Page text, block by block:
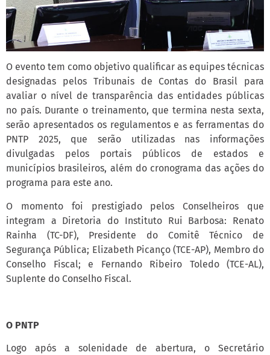
O evento tem como objetivo qualificar as equipes técnicas
designadas pelos Tribunais de Contas do Brasil para
avaliar o nível de transparência das entidades públicas
no país. Durante o treinamento, que termina nesta sexta,
serão apresentados os regulamentos e as ferramentas do
PNTP 2025, que serão utilizadas nas informações
divulgadas pelos portais públicos de estados e
municípios brasileiros, além do cronograma das ações do
programa para este ano.
O momento foi prestigiado pelos Conselheiros que
integram a Diretoria do Instituto Rui Barbosa: Renato
Rainha (TC-DF), Presidente do Comitê Técnico de
Segurança Pública; Elizabeth Picanço (TCE-AP), Membro do
Conselho Fiscal; e Fernando Ribeiro Toledo (TCE-AL),
Suplente do Conselho Fiscal.
O PNTP
Logo após a solenidade de abertura, o Secretário